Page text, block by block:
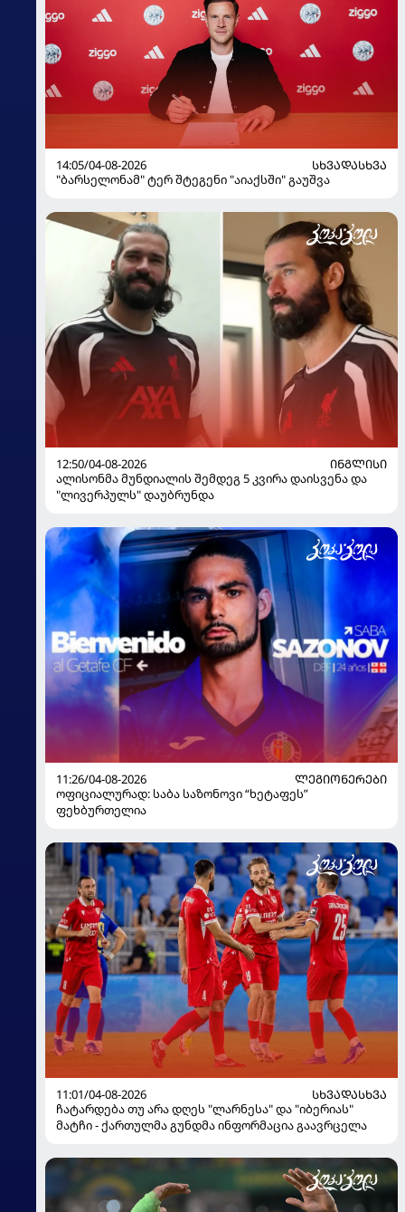
14:05/04-08-2026
ᲡᲮᲕᲐᲓᲐᲡᲮᲕᲐ
"ბარსელონამ" ტერ შტეგენი "აიაქსში" გაუშვა
12:50/04-08-2026
ᲘᲜᲒᲚᲘᲡᲘ
ალისონმა მუნდიალის შემდეგ 5 კვირა დაისვენა და
"ლივერპულს" დაუბრუნდა
11:26/04-08-2026
ᲚᲔᲒᲘᲝᲜᲔᲠᲔᲑᲘ
ოფიციალურად: საბა საზონოვი “ხეტაფეს”
ფეხბურთელია
11:01/04-08-2026
ᲡᲮᲕᲐᲓᲐᲡᲮᲕᲐ
ჩატარდება თუ არა დღეს "ლარნესა" და "იბერიას"
მატჩი - ქართულმა გუნდმა ინფორმაცია გაავრცელა